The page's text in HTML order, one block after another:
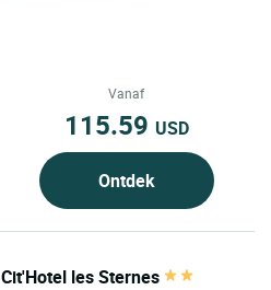
Vanaf
115.59 USD
Ontdek
Cit'Hotel les Sternes